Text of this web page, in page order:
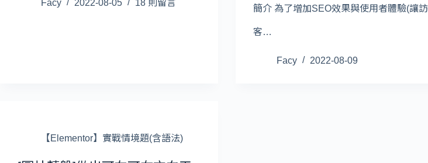
Facy 2022-08-05 18 則留言
簡介 為了增加SEO效果與使用者體驗(讓訪
客…
Facy 2022-08-09
【Elementor】實戰情境題(含語法)